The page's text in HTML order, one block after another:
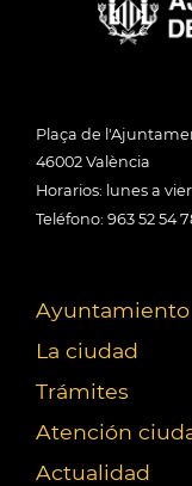
Plaça de
46002 València
Horarios: lunes a
Teléfono: 963 52 54
Ayuntamiento
La ciudad
Trámites
Atención
Actualidad